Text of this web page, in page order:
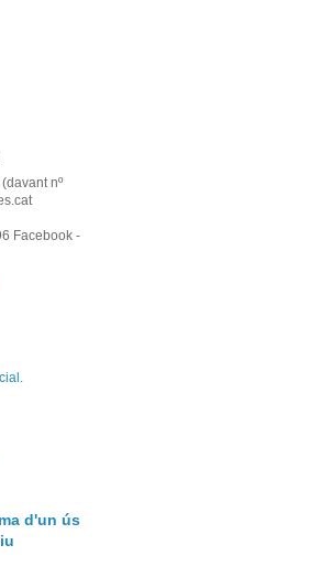
nº
Facebook -
d'un ús